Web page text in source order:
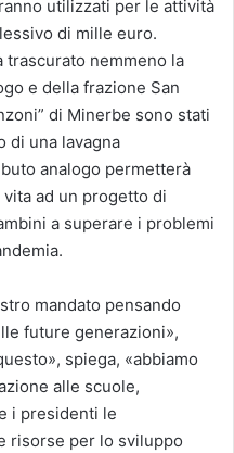
utilizzati per le attività
di mille euro.
trascurato nemmeno la
e della frazione San
di Minerbe sono stati
di una lavagna
analogo permetterà
vita ad un progetto di
a superare i problemi
mandato pensando
future generazioni»,
spiega, «abbiamo
alle scuole,
i presidenti le
risorse per lo sviluppo